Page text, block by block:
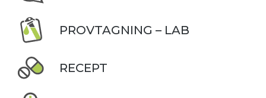
PROVTAGNING – LAB
RECEPT